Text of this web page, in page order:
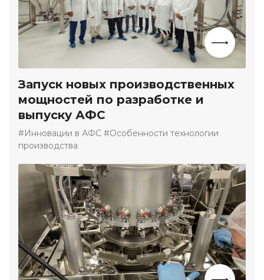
Запуск новых производственных
мощностей по разработке и
выпуску АФС
#Инновации в АФС #Особенности технологии
производства